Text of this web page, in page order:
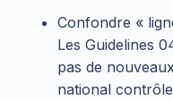
Confondre «
Les Guidelines
pas de
national